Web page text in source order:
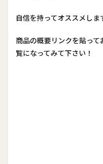
自信を持ってオススメしま
商品の概要リンクを貼っ
覧になってみて下さい！